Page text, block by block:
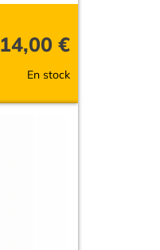
14,00 €
En stock